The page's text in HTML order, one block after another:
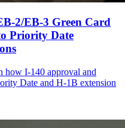
2/EB-3 Green Card
Priority Date
how I-140 approval and
Date and H-1B extension